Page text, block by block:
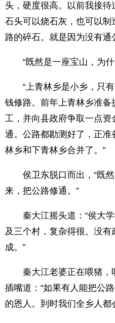
头，硬度很高。以前我接
石头可以烧石灰，也可以
路的碎石。就是因为没有通
“既然是一座宝山，为什
“上青林乡是小乡，只有
钱修路。前年上青林乡准
工，并向县政府争取一点资
通。公路都勘测好了，正
林乡和下青林乡合并了。”
侯卫东脱口而出，“既然
来，把公路修通。”
秦大江摇头道：“侯大学
及三个村，复杂得很。没
成。”
秦大江老婆正在喂猪，
插嘴道：“如果有人能把公
的恩人。到时我们全乡人都